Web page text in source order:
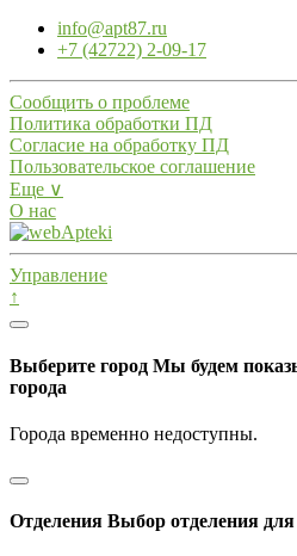
info@apt87.ru
+7 (42722) 2-09-17
Сообщить о проблеме
Политика обработки ПД
Согласие на обработку ПД
Пользовательское соглашение
Еще ∨
О нас
Управление
↑
Выберите город Мы будем
города
Города временно недоступны.
Отделения Выбор отделения для